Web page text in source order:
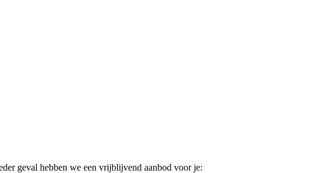
geval hebben we een vrijblijvend aanbod voor je: